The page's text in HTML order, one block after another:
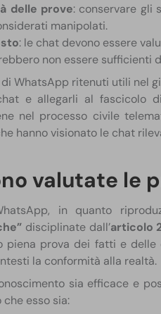
delle prove: conservare gli
manipolati.​
: le chat devono essere
non essere sufficienti
WhatsApp ritenuti utili nel
e allegarli al fascicolo
nel processo civile
hanno visionato le chat
valutate le
in quanto
disciplinate dall’articolo
piena prova dei fatti e
la conformità alla realtà.​
sia efficace e
esso sia:​